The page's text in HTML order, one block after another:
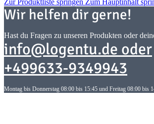
Zur Produktliste springen Zum Hauptinhalt
Wir helfen dir gerne!
Hast du Fragen zu unseren Produkten oder
info@logentu.de oder
+499633-9349943
Montag bis Donnerstag 08:00 bis 15:45 und Freitag 08:00 bis